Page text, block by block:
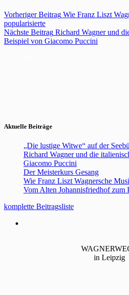
VorherigerBeitrag Wie Franz Liszt
popularisierte
Nächste Beitrag Richard Wagner und
Beispiel von Giacomo Puccini
Aktuelle Beiträge
„Die lustige Witwe“ auf der
Richard Wagner und die
Giacomo Puccini
Der Meisterkurs Gesang
Wie Franz Liszt Wagnersche
Vom Alten Johannisfriedhof zum
komplette Beitragsliste
in Leipzig